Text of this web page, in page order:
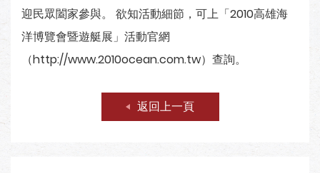
迎民眾闔家參與。 欲知活動細節，可上「2010高雄海
洋博覽會暨遊艇展」活動官網
（http://www.2010ocean.com.tw）查詢。
返回上一頁